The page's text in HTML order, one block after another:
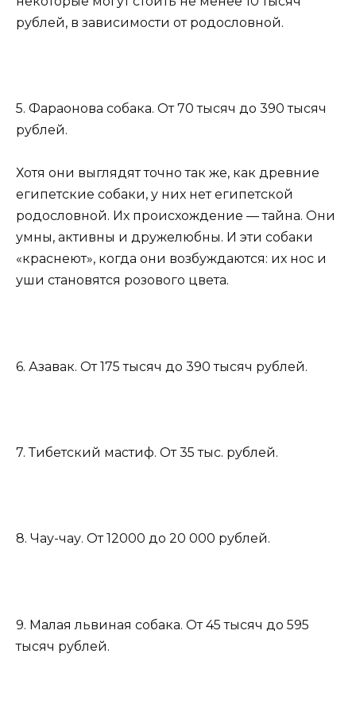
рублей, в зависимости от родословной.
5. Фараонова собака. От 70 тысяч до 390 тысяч
рублей.
Хотя они выглядят точно так же, как древние
египетские собаки, у них нет египетской
родословной. Их происхождение — тайна. Они
умны, активны и дружелюбны. И эти собаки
«краснеют», когда они возбуждаются: их нос и
уши становятся розового цвета.
6. Азавак. От 175 тысяч до 390 тысяч рублей.
7. Тибетский мастиф. От 35 тыс. рублей.
8. Чау-чау. От 12000 до 20 000 рублей.
9. Малая львиная собака. От 45 тысяч до 595
тысяч рублей.